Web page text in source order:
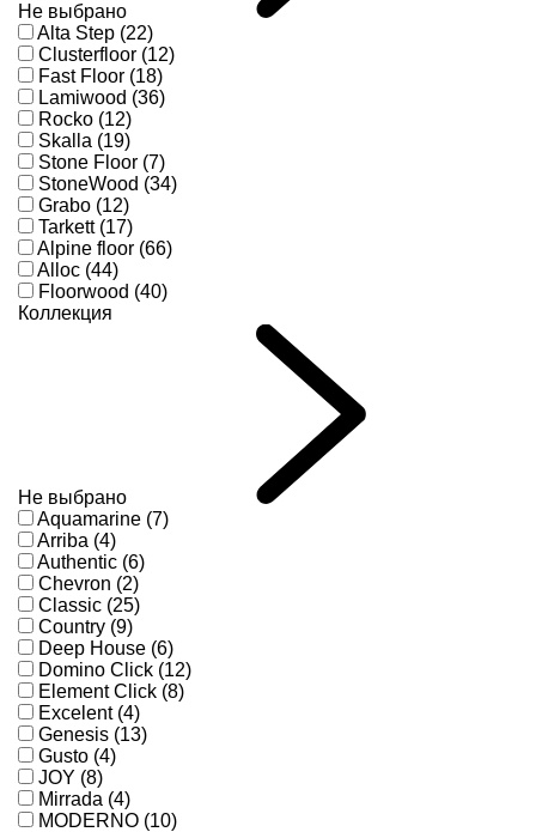
Не выбрано
Alta Step (22)
Clusterfloor (12)
Fast Floor (18)
Lamiwood (36)
Rocko (12)
Skalla (19)
Stone Floor (7)
StoneWood (34)
Grabo (12)
Tarkett (17)
Alpine floor (66)
Alloc (44)
Floorwood (40)
Коллекция
Не выбрано
Aquamarine (7)
Arriba (4)
Authentic (6)
Chevron (2)
Classic (25)
Country (9)
Deep House (6)
Domino Click (12)
Element Click (8)
Excelent (4)
Genesis (13)
Gusto (4)
JOY (8)
Mirrada (4)
MODERNO (10)